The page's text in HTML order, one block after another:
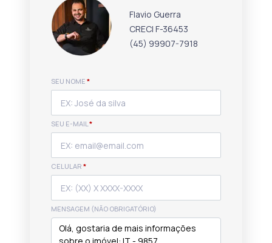
Flavio Guerra
CRECI F-36453
(45) 99907-7918
SEU NOME *
SEU E-MAIL*
CELULAR *
MENSAGEM (NÃO OBRIGATÓRIO)